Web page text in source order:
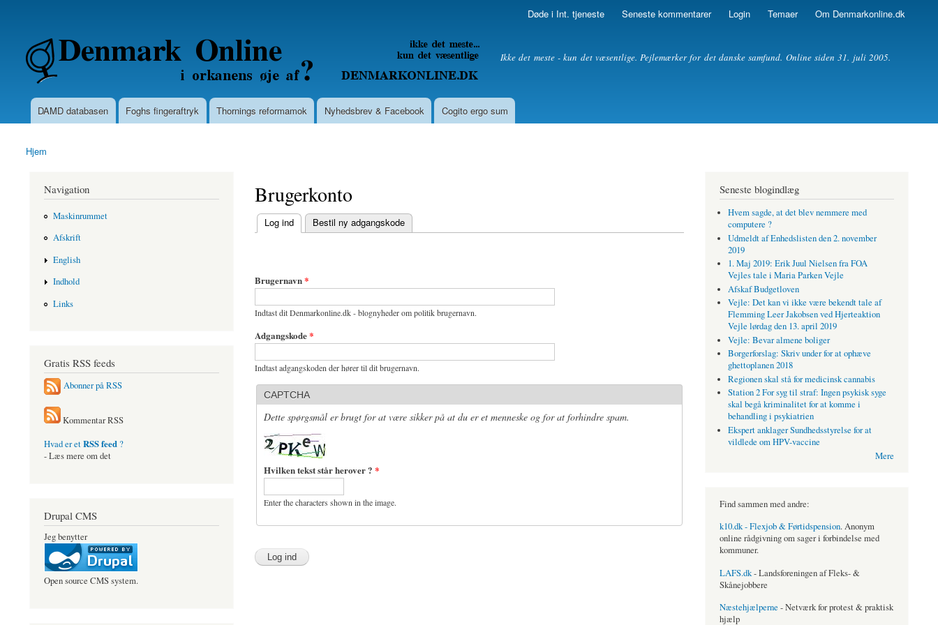
content
Døde i Int. tjeneste Seneste kommentarer Login Temaer Om Denmarkonline.dk
Denmarkonline.dk - blognyheder om politik Ikke det meste - kun det væsentlige. Pejlemærker for det danske samfund. Online siden 31. juli 2005.
Main menu
DAMD databasen Foghs fingeraftryk Thornings reformamok Nyhedsbrev & Facebook Cogito ergo sum
You are here
Hjem
Brugerkonto
Primary tabs
Log ind
(active tab) Bestil ny adgangskode
Brugernavn*
Indtast dit Denmarkonline.dk - blognyheder om politik brugernavn.
Adgangskode*
Indtast adgangskoden der hører til dit brugernavn.
CAPTCHA
Dette spørgsmål er brugt for at være sikker på at du er et menneske og for at forhindre spam.
Hvilken tekst står herover ? *
Enter the characters shown in the image.
Navigation
Maskinrummet
Afskrift
English
Indhold
Links
Gratis RSS feeds
Abonner på RSS
Kommentar RSS
Hvad er etRSS feed ?
- Læs mere om det
Drupal CMS
Jeg benytter
Open source CMS system.
Seneste blogindlæg
Hvem sagde, at det blev nemmere med
computere ?
Udmeldt af Enhedslisten den 2. november
2019
1. Maj 2019: Erik Juul Nielsen fra FOA
Vejles tale i Maria Parken Vejle
Afskaf Budgetloven
Vejle: Det kan vi ikke være bekendt tale af
Flemming Leer Jakobsen ved Hjerteaktion
Vejle lørdag den 13. april 2019
Vejle: Bevar almene boliger
Borgerforslag: Skriv under for at ophæve
ghettoplanen 2018
Regionen skal stå for medicinsk cannabis
Station 2 For syg til straf: Ingen psykisk syge
skal begå kriminalitet for at komme i
behandling i psykiatrien
Ekspert anklager Sundhedsstyrelse for at
vildlede om HPV-vaccine
Mere
Find sammen med andre:
k10.dk - Flexjob & Førtidspension. Anonym
online rådgivning om sager i forbindelse med
kommuner.
LAFS.dk- Landsforeningen af Fleks- &
Skånejobbere
Næstehjælperne - Netværk for protest & praktisk
hjælp